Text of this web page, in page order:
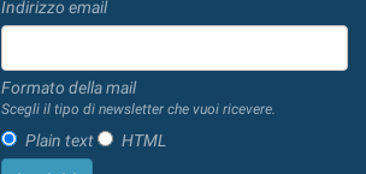
Indirizzo email
Formato della mail
Scegli il tipo di newsletter che vuoi ricevere.
Plain text HTML